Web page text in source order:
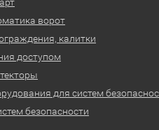
ворот
калитки
доступом
для систем
безопасности